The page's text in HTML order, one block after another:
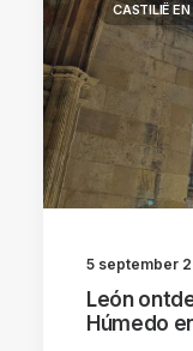
CASTILIË EN
5 september
León
Húmedo